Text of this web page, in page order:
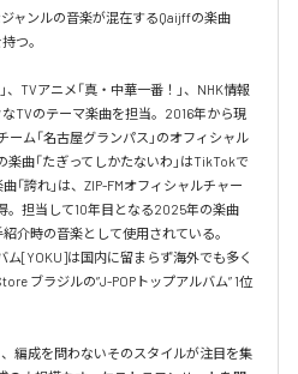
ャンルの音楽が混在するQaijffの楽曲
つ。
、TVアニメ「真・中華一番！」、NHK情報
なTVのテーマ楽曲を担当。2016年から現
ム「名古屋グランパス」のオフィシャル
曲「たぎってしかたないわ」はTikTokで
「誇れ」は、ZIP-FMオフィシャルチャー
。担当して10年目となる2025年の楽曲
紹介時の音楽として使用されている。
[YOKU]は国内に留まらず海外でも多く
ブラジルの”J-POPトップアルバム” 1位
編成を問わないそのスタイルが注目を集